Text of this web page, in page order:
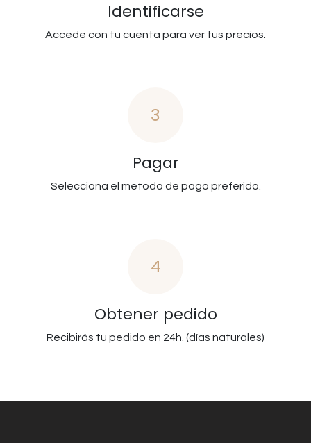
Identificarse
Accede con tu cuenta para ver tus precios.
3
Pagar
Selecciona el metodo de pago preferido.
4
Obtener pedido
Recibirás tu pedido en 24h. (días naturales)